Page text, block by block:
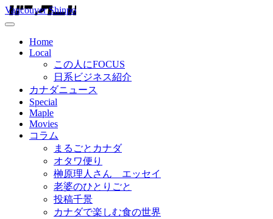
Vancouver Shinpo
Home
Local
この人にFOCUS
日系ビジネス紹介
カナダニュース
Special
Maple
Movies
コラム
まるごとカナダ
オタワ便り
榊原理人さん エッセイ
老婆のひとりごと
投稿千景
カナダで楽しむ食の世界